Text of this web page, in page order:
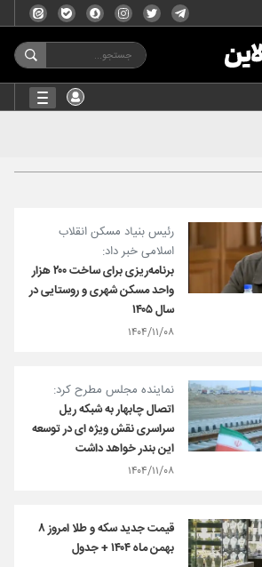
رئیس بنیاد مسکن انقلاب
اسلامی خبر داد:
برنامه‌ریزی برای ساخت ۲۰۰ هزار
واحد مسکن شهری و روستایی در
سال ۱۴۰۵
۱۴۰۴/۱۱/۰۸
نماینده مجلس مطرح کرد:
اتصال چابهار به شبکه ریل
سراسری نقش ویژه ای در توسعه
این بندر خواهد داشت
۱۴۰۴/۱۱/۰۸
قیمت جدید سکه و طلا امروز ۸
بهمن ماه ۱۴۰۴ + جدول